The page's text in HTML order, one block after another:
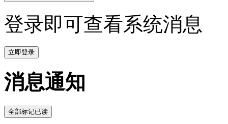
登录即可查看系统消息
立即登录
消息通知
全部标记已读